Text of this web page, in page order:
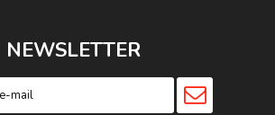
NEWSLETTER